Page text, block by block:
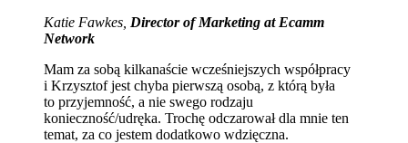
Katie Fawkes, Director of Marketing at Ecamm
Network
Mam za sobą kilkanaście wcześniejszych współpracy
i Krzysztof jest chyba pierwszą osobą, z którą była
to przyjemność, a nie swego rodzaju
konieczność/udręka. Trochę odczarował dla mnie ten
temat, za co jestem dodatkowo wdzięczna.